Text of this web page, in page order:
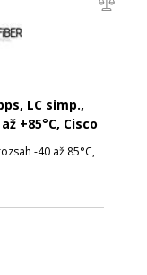
LC simp.,
+85°C, Cisco
-40 až 85°C,